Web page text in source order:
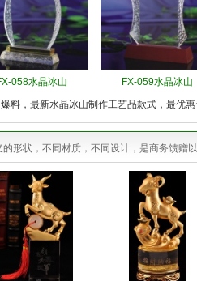
058水晶冰山 FX-059水晶冰山
料，最新水晶冰山制作工艺品款式，最优惠
形状，不同材质，不同设计，是商务馈赠